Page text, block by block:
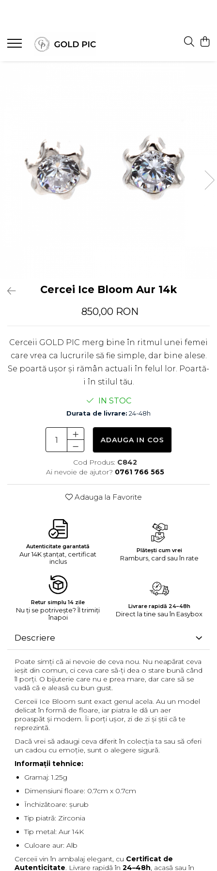
Cercei Ice Bloom Aur 14k
850,00 RON
Cerceii GOLD PIC merg bine în ritmul unei femei
care vrea ca lucrurile să fie simple, dar bine alese.
Se poartă ușor și rămân actuali în felul lor. Poartă-
i în stilul tău.
IN STOC
Durata de livrare: 24-48h
ADAUGA IN COS
Cod Produs: C842
Ai nevoie de ajutor? 0761 766 565
Adauga la Favorite
Autenticitate garantată
Aur 14K ștanțat, certificat
inclus
Plătești cum vrei
Ramburs, card sau în rate
Retur simplu 14 zile
Nu ți se potrivește? Îl trimiți
înapoi
Livrare rapidă 24–48h
Direct la tine sau în Easybox
Descriere
Poate simți că ai nevoie de ceva nou. Nu neapărat ceva
ieșit din comun, ci ceva care să-ți dea o stare bună când
îl porți. O bijuterie care nu e prea mare, dar care să se
vadă că e aleasă cu bun gust.
Cerceii Ice Bloom sunt exact genul acela. Au un model
delicat în formă de floare, iar piatra le dă un aer
proaspăt și modern. Îi porți ușor, zi de zi și știi că te
reprezintă.
Dacă vrei să adaugi ceva diferit în colecția ta sau să oferi
un cadou cu emoție, sunt o alegere sigură.
Informații tehnice:
Gramaj: 1.25g
Dimensiuni floare: 0.7cm x 0.7cm
Închizătoare: șurub
Tip piatră: Zirconia
Tip metal: Aur 14K
Culoare aur: Alb
Cerceii vin în ambalaj elegant, cu Certificat de
Autenticitate. Livrare rapidă în 24–48h, acasă sau în